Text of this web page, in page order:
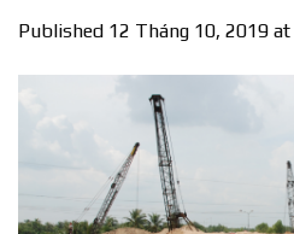
Published 12 Tháng 10, 2019 at